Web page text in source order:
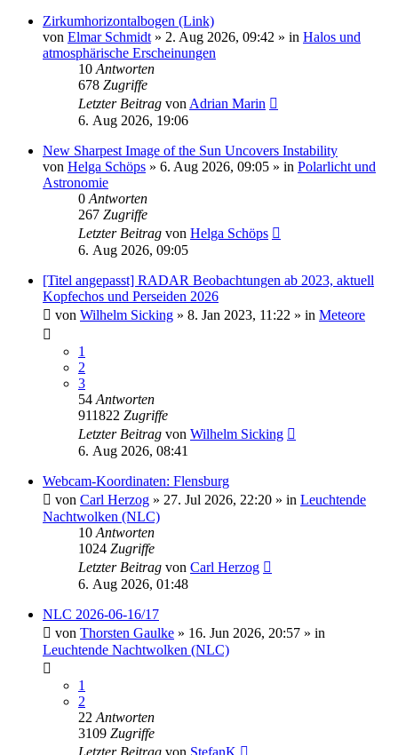
Zirkumhorizontalbogen (Link)
von Elmar Schmidt » 2. Aug 2026, 09:42 » in Halos und
atmosphärische Erscheinungen
10 Antworten
678 Zugriffe
Letzter Beitrag von Adrian Marin
6. Aug 2026, 19:06
New Sharpest Image of the Sun Uncovers Instability
von Helga Schöps » 6. Aug 2026, 09:05 » in Polarlicht und
Astronomie
0 Antworten
267 Zugriffe
Letzter Beitrag von Helga Schöps
6. Aug 2026, 09:05
[Titel angepasst] RADAR Beobachtungen ab 2023, aktuell
Kopfechos und Perseiden 2026
von Wilhelm Sicking » 8. Jan 2023, 11:22 » in Meteore
1
2
3
54 Antworten
911822 Zugriffe
Letzter Beitrag von Wilhelm Sicking
6. Aug 2026, 08:41
Webcam-Koordinaten: Flensburg
von Carl Herzog » 27. Jul 2026, 22:20 » in Leuchtende
Nachtwolken (NLC)
10 Antworten
1024 Zugriffe
Letzter Beitrag von Carl Herzog
6. Aug 2026, 01:48
NLC 2026-06-16/17
von Thorsten Gaulke » 16. Jun 2026, 20:57 » in
Leuchtende Nachtwolken (NLC)
1
2
22 Antworten
3109 Zugriffe